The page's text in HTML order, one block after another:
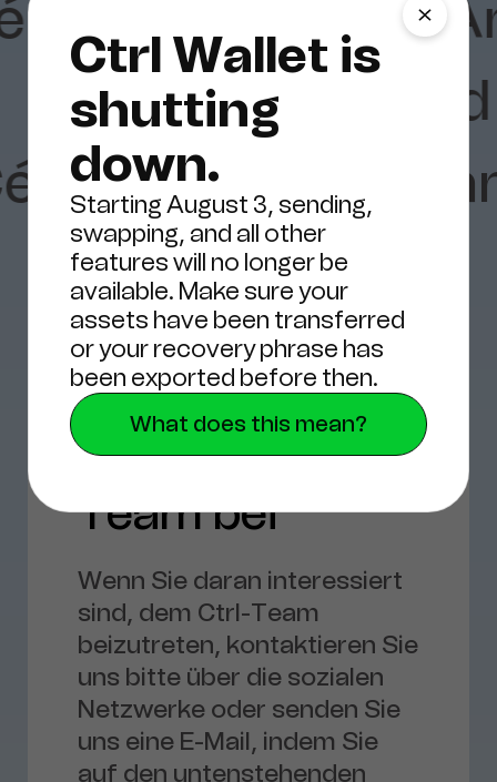
Ctrl Wallet is
shutting
down.
Starting August 3, sending,
swapping, and all other
features will no longer be
available. Make sure your
assets have been transferred
or your recovery phrase has
been exported before then.
What does this mean?
Charlie
Vachagan
David
William
Trete dem
Team bei
Wenn Sie daran interessiert
sind, dem Ctrl-Team
beizutreten, kontaktieren Sie
uns bitte über die sozialen
Netzwerke oder senden Sie
uns eine E-Mail, indem Sie
auf den untenstehenden